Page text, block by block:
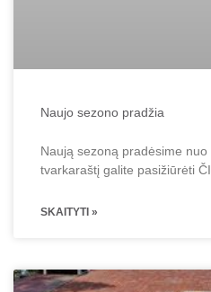
Naujo sezono pradžia
Naują sezoną pradėsime
tvarkaraštį galite pasižiūrėti
SKAITYTI »